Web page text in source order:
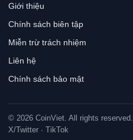
Giới thiệu
Chính sách biên tập
Miễn trừ trách nhiệm
Liên hệ
Chính sách bảo mật
© 2026 CoinViet. All rights reserved.
X/Twitter · TikTok